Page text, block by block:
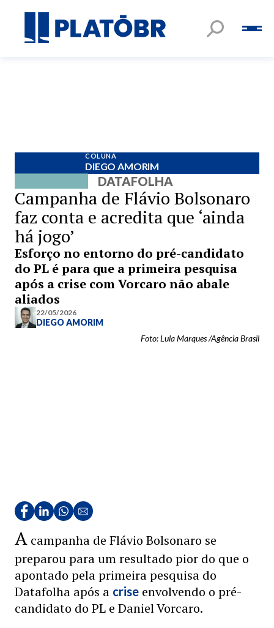
COLUNA
DIEGO AMORIM
DATAFOLHA
Campanha de Flávio Bolsonaro
faz conta e acredita que ‘ainda
há jogo’
Esforço no entorno do pré-candidato
do PL é para que a primeira pesquisa
após a crise com Vorcaro não abale
aliados
22/05/2026
DIEGO AMORIM
Foto: Lula Marques /Agência Brasil
A campanha de Flávio Bolsonaro se
preparou para um resultado pior do que o
apontado pela primeira pesquisa do
Datafolha após a crise envolvendo o pré-
candidato do PL e Daniel Vorcaro.